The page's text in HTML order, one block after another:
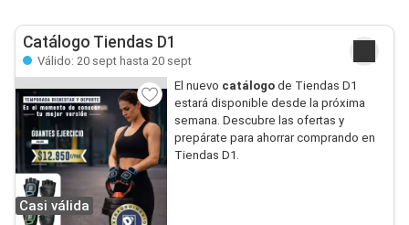
Catálogo Tiendas D1
Válido: 20 sept hasta 20 sept
Casi válida
El nuevo catálogode Tiendas D1
estará disponible desde la próxima
semana. Descubre las ofertas y
prepárate para ahorrar comprando en
Tiendas D1.